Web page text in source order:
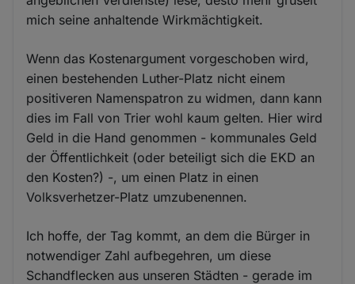
mich seine anhaltende Wirkmächtigkeit.
Wenn das Kostenargument vorgeschoben wird,
einen bestehenden Luther-Platz nicht einem
positiveren Namenspatron zu widmen, dann kann
dies im Fall von Trier wohl kaum gelten. Hier wird
Geld in die Hand genommen - kommunales Geld
der Öffentlichkeit (oder beteiligt sich die EKD an
den Kosten?) -, um einen Platz in einen
Volksverhetzer-Platz umzubenennen.
Ich hoffe, der Tag kommt, an dem die Bürger in
notwendiger Zahl aufbegehren, um diese
Schandflecken aus unseren Städten - gerade im